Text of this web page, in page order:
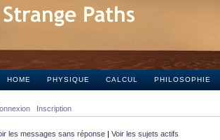
HOME PHYSIQUE CALCUL PHILOSOPHIE
Inscription
les messages sans réponse | Voir les sujets actifs